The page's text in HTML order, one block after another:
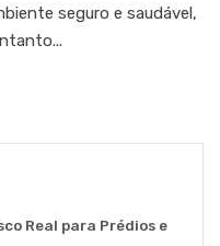
seguro e saudável,
Real para Prédios e